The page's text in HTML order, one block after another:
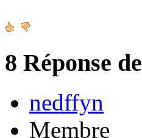
8 Réponse de
nedffyn
Membre